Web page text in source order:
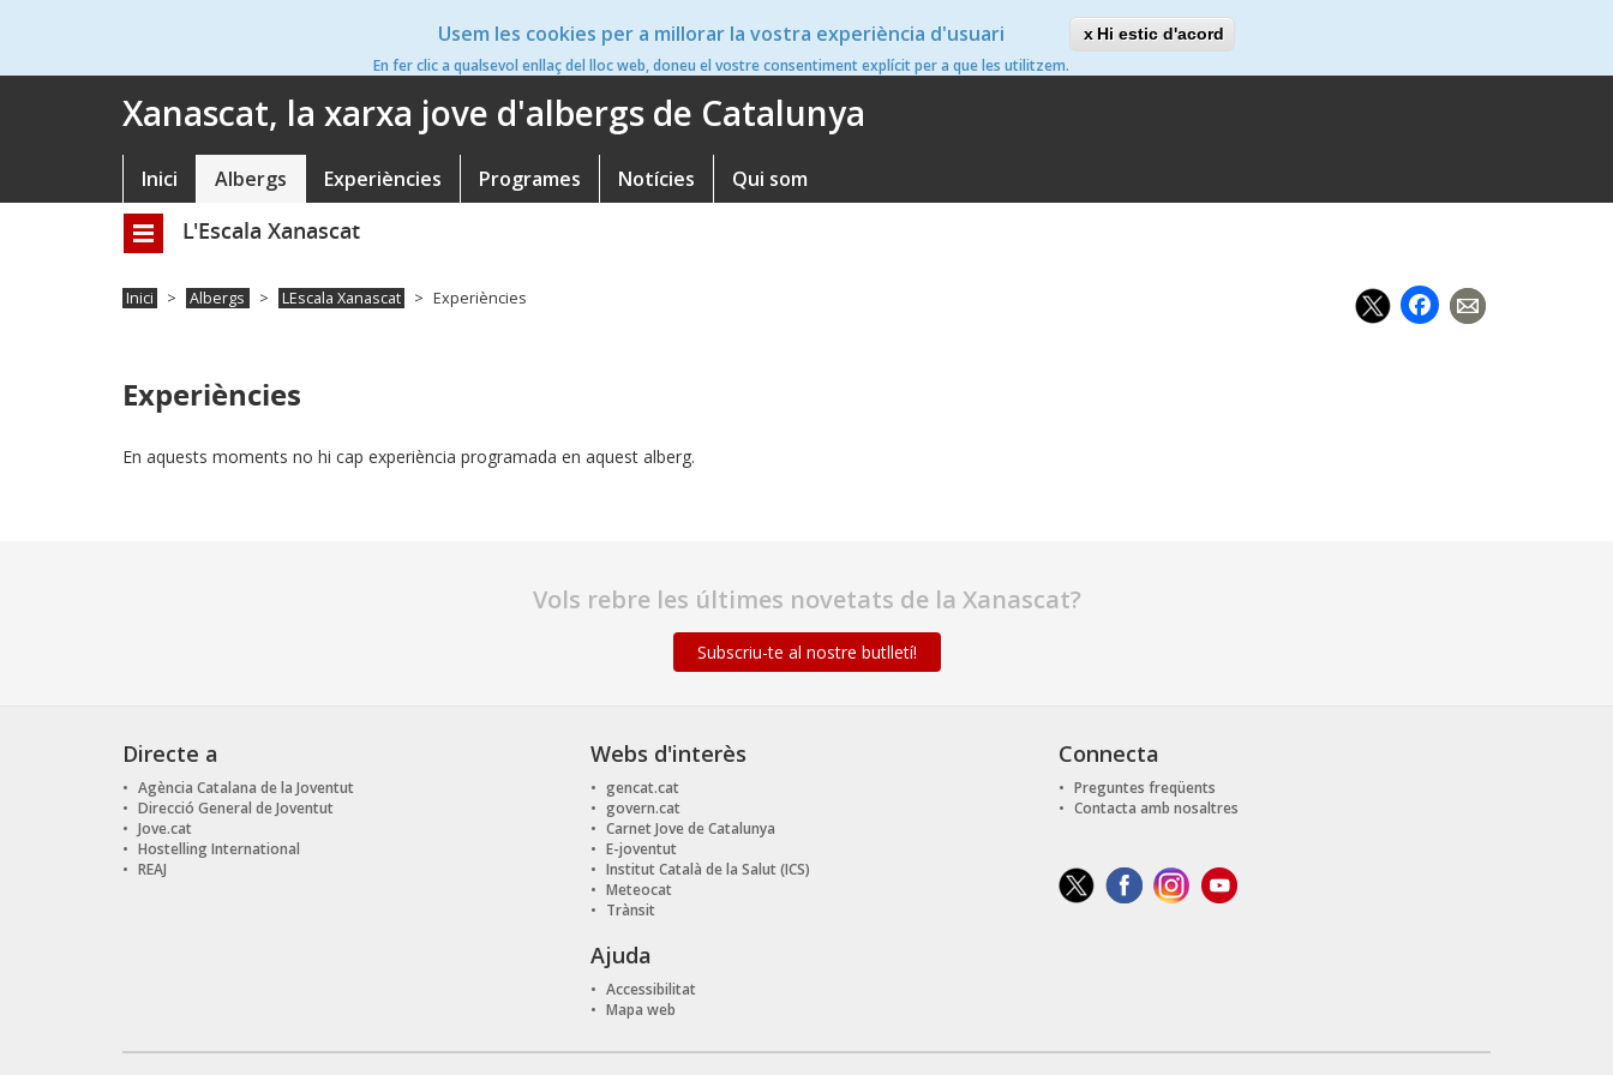
Usem les cookies per a millorar la vostra experiència d'usuari
En fer clic a qualsevol enllaç del lloc web, doneu el vostre consentiment explícit per a que les utilitzem.
Hi estic d'acord
en Cerca
Xanascat, la xarxa jove d'albergs de Catalunya
Navegació
principal
Inici Albergs Experiències Programes Notícies Qui som
ToggleL'Escala Xanascat
Inici Albergs LEscala Xanascat Experiències Facebook
Experiències
En aquests moments no hi cap experiència programada en aquest alberg.
Vols rebre les últimes novetats de la Xanascat?
Subscriu-te al nostre butlletí!
Directe a
Agència Catalana de la Joventut
Direcció General de Joventut
Jove.cat
Hostelling International
REAJ
Webs d'interès
gencat.cat
govern.cat
Carnet Jove de Catalunya
E-joventut
Institut Català de la Salut (ICS)
Meteocat
Trànsit
Ajuda
Accessibilitat
Mapa web
Connecta
Preguntes freqüents
Contacta amb nosaltres